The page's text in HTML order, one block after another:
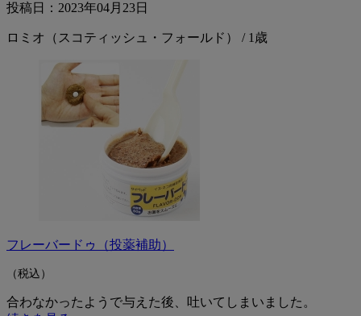
投稿日：2023年04月23日
ロミオ（スコティッシュ・フォールド） / 1歳
フレーバードゥ（投薬補助）
（税込）
合わなかったようで与えた後、吐いてしまいました。